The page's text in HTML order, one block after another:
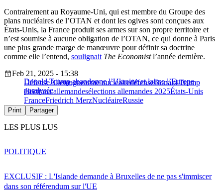
Contrairement au Royaume-Uni, qui est membre du Groupe des
plans nucléaires de l’OTAN et dont les ogives sont conçues aux
États-Unis, la France produit ses armes sur son propre territoire et
n’est soumise à aucune obligation de l’OTAN, ce qui donne à Paris
une plus grande marge de manœuvre pour définir sa doctrine
comme elle l’entend, soulignait The Economistl’année dernière.
Donald Trump abandonne l’Ukraine et laisse l’Europe
paralysée
Feb 21, 2025 - 15:38
DéfenseAllemagnearme nucléairedéfenseDonald Trump
élections allemandesélections allemandes 2025États-Unis
FranceFriedrich MerzNucléaireRussie
Print Partager
LES PLUS LUS
EXCLUSIF : L'Islande demande à Bruxelles de ne pas s'immiscer
dans son référendum sur l'UE
POLITIQUE